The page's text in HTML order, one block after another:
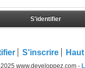
S'identifier
S'inscrire
www.developpez.com -